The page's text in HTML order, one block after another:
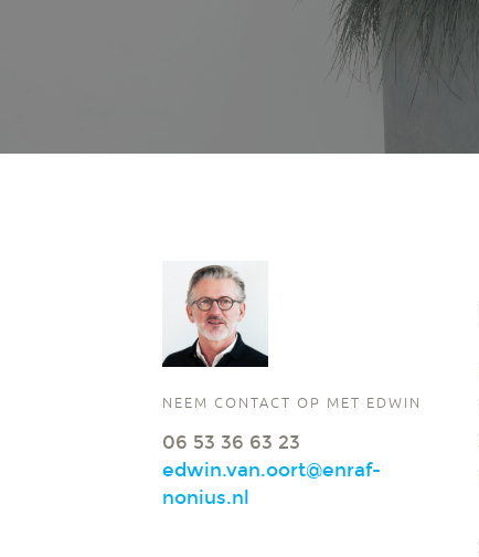
NEEM CONTACT OP MET EDWIN
06 53 36 63 23
edwin.van.oort@enraf-
nonius.nl